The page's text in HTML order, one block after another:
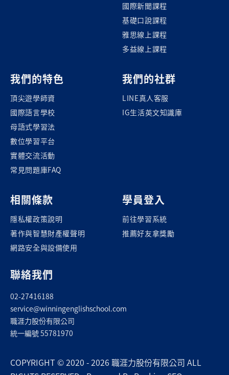
國際新聞課程
基礎口說課程
雅思線上課程
多益線上課程
我們的特色
頂尖遊學師資
國際語言學校
母語式學習法
數位學習平台
實體交流活動
常見問題庫FAQ
我們的社群
LINE真人客服
IG生活英文知識庫
相關條款
隱私權政策說明
著作與智慧財產權聲明
網路安全與設備使用
學員登入
前往學習系統
推薦好友拿獎勵
聯絡我們
02-27416188
service@winningenglishschool.com
職涯力股份有限公司
統一編號 55781970
COPYRIGHT © 2020 - 2026 職涯力股份有限公司 ALL